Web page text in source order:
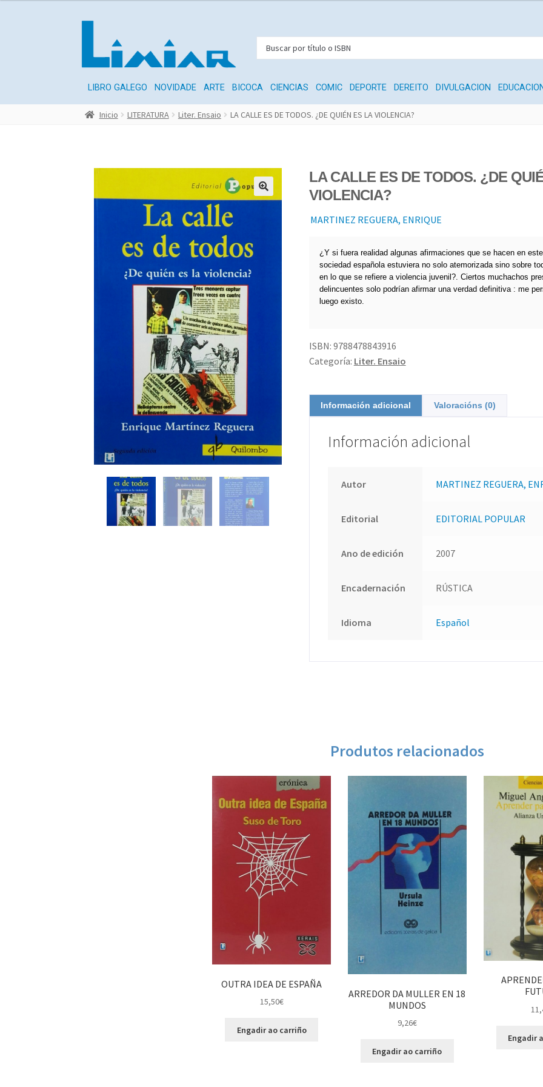
LIBRO GALEGO NOVIDADE ARTE BICOCA CIENCIAS COMIC DEPORTE DEREITO DIVULGACION
Inicio LITERATURA Liter. Ensaio LA CALLE ES DE TODOS. ¿DE QUIÉN ES LA VIOLENCIA?
LA CALLE ES DE TODOS. ¿DE
VIOLENCIA?
MARTINEZ REGUERA, ENRIQUE
¿Y si fuera realidad algunas afirmaciones que se hacen en
sociedad española estuviera no solo atemorizada sino sobre
en lo que se refiere a violencia juvenil?. Ciertos muchachos
delincuentes solo podrían afirmar una verdad definitiva : me
luego existo.
ISBN: 9788478843916
Categoría: Liter. Ensaio
Información adicional Valoracións (0)
Información adicional
Autor MARTINEZ REGUERA,
Editorial EDITORIAL POPULAR
Ano de edición 2007
Encadernación RÚSTICA
Idioma Español
Produtos relacionados
OUTRA IDEA DE ESPAÑA
15,50€
Engadir ao carriño
ARREDOR DA MULLER EN 18
MUNDOS
9,26€
Engadir ao carriño
Engadir